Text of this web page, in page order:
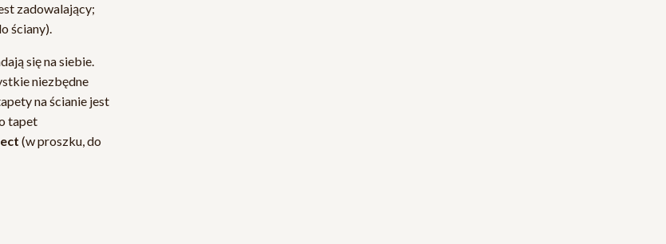
zadowalający;
ściany).
się na siebie.
niezbędne
na ścianie jest
tapet
(w proszku, do